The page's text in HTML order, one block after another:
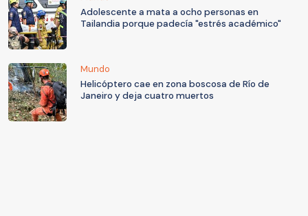
Adolescente a mata a ocho personas en
Tailandia porque padecía "estrés académico"
Mundo
Helicóptero cae en zona boscosa de Río de
Janeiro y deja cuatro muertos